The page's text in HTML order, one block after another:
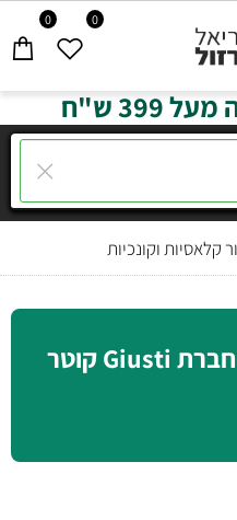
0 0
ש"ח
קלאסיות וקונכיות
ידית כפתור זהב רומא חברת Giusti קוטר